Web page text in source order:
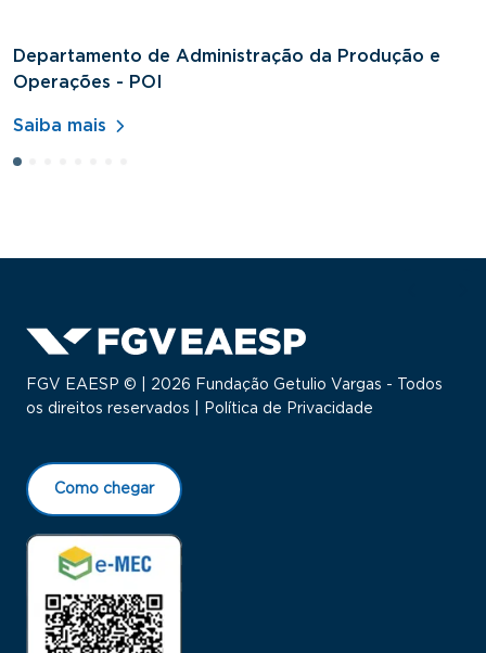
Departamento de Administração da Produção e
Operações - POI
Saiba mais
FGV EAESP © | 2026 Fundação Getulio Vargas - Todos
os direitos reservados |
Política de Privacidade
Como chegar